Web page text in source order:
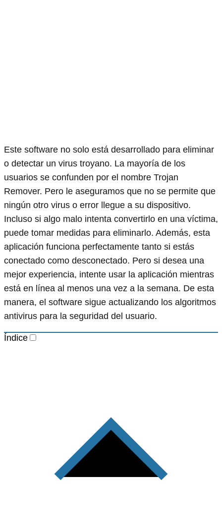
Este software no solo está desarrollado para eliminar
o detectar un virus troyano. La mayoría de los
usuarios se confunden por el nombre Trojan
Remover. Pero le aseguramos que no se permite que
ningún otro virus o error llegue a su dispositivo.
Incluso si algo malo intenta convertirlo en una víctima,
puede tomar medidas para eliminarlo. Además, esta
aplicación funciona perfectamente tanto si estás
conectado como desconectado. Pero si desea una
mejor experiencia, intente usar la aplicación mientras
está en línea al menos una vez a la semana. De esta
manera, el software sigue actualizando los algoritmos
antivirus para la seguridad del usuario.
Índice